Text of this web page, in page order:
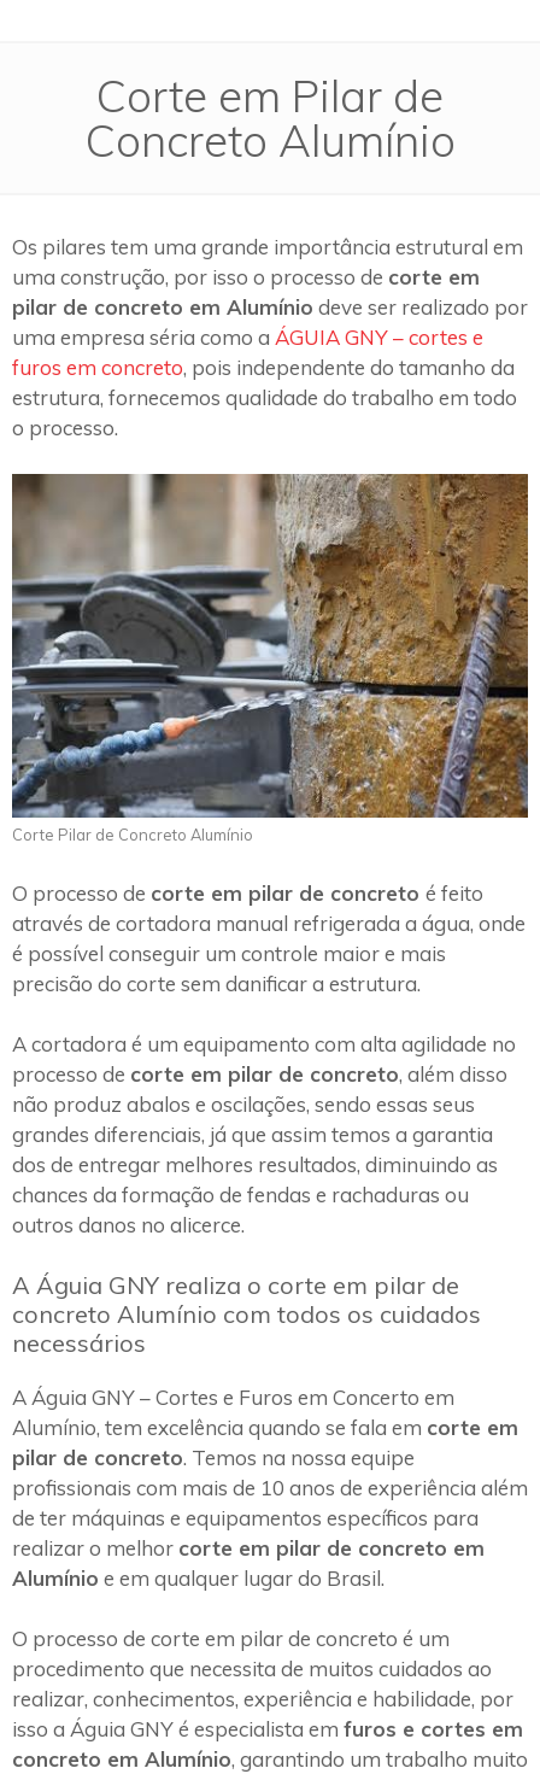
Corte em Pilar de
Concreto Alumínio
Os pilares tem uma grande importância estrutural em
uma construção, por isso o processo de corte em
pilar de concreto em Alumínio deve ser realizado por
uma empresa séria como a ÁGUIA GNY – cortes e
furos em concreto, pois independente do tamanho da
estrutura, fornecemos qualidade do trabalho em todo
o processo.
Corte Pilar de Concreto Alumínio
O processo de corte em pilar de concreto é feito
através de cortadora manual refrigerada a água, onde
é possível conseguir um controle maior e mais
precisão do corte sem danificar a estrutura.
A cortadora é um equipamento com alta agilidade no
processo de corte em pilar de concreto, além disso
não produz abalos e oscilações, sendo essas seus
grandes diferenciais, já que assim temos a garantia
dos de entregar melhores resultados, diminuindo as
chances da formação de fendas e rachaduras ou
outros danos no alicerce.
A Águia GNY realiza o corte em pilar de
concreto Alumínio com todos os cuidados
necessários
A Águia GNY – Cortes e Furos em Concerto em
Alumínio, tem excelência quando se fala em corte em
pilar de concreto. Temos na nossa equipe
profissionais com mais de 10 anos de experiência além
de ter máquinas e equipamentos específicos para
realizar o melhor corte em pilar de concreto em
Alumínio e em qualquer lugar do Brasil.
O processo de corte em pilar de concreto é um
procedimento que necessita de muitos cuidados ao
realizar, conhecimentos, experiência e habilidade, por
isso a Águia GNY é especialista em furos e cortes em
concreto em Alumínio, garantindo um trabalho muito